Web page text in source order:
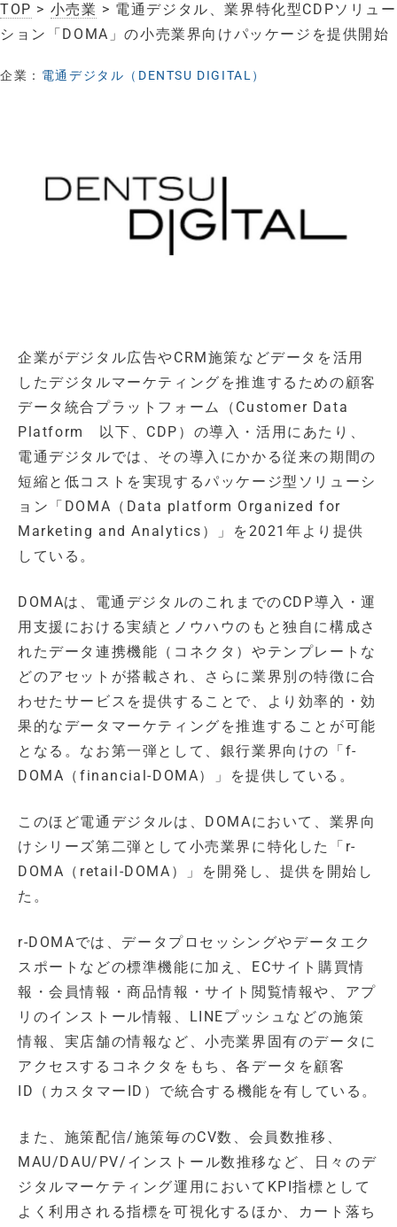
TOP > 小売業 > 電通デジタル、業界特化型CDPソリュー
ション「DOMA」の小売業界向けパッケージを提供開始
企業： 電通デジタル（DENTSU DIGITAL）
企業がデジタル広告やCRM施策などデータを活用
したデジタルマーケティングを推進するための顧客
データ統合プラットフォーム（Customer Data
Platform 以下、CDP）の導入・活用にあたり、
電通デジタルでは、その導入にかかる従来の期間の
短縮と低コストを実現するパッケージ型ソリューシ
ョン「DOMA（Data platform Organized for
Marketing and Analytics）」を2021年より提供
している。
DOMAは、電通デジタルのこれまでのCDP導入・運
用支援における実績とノウハウのもと独自に構成さ
れたデータ連携機能（コネクタ）やテンプレートな
どのアセットが搭載され、さらに業界別の特徴に合
わせたサービスを提供することで、より効率的・効
果的なデータマーケティングを推進することが可能
となる。なお第一弾として、銀行業界向けの「f-
DOMA（financial-DOMA）」を提供している。
このほど電通デジタルは、DOMAにおいて、業界向
けシリーズ第二弾として小売業界に特化した「r-
DOMA（retail-DOMA）」を開発し、提供を開始し
た。
r-DOMAでは、データプロセッシングやデータエク
スポートなどの標準機能に加え、ECサイト購買情
報・会員情報・商品情報・サイト閲覧情報や、アプ
リのインストール情報、LINEプッシュなどの施策
情報、実店舗の情報など、小売業界固有のデータに
アクセスするコネクタをもち、各データを顧客
ID（カスタマーID）で統合する機能を有している。
また、施策配信/施策毎のCV数、会員数推移、
MAU/DAU/PV/インストール数推移など、日々のデ
ジタルマーケティング運用においてKPI指標として
よく利用される指標を可視化するほか、カート落ち